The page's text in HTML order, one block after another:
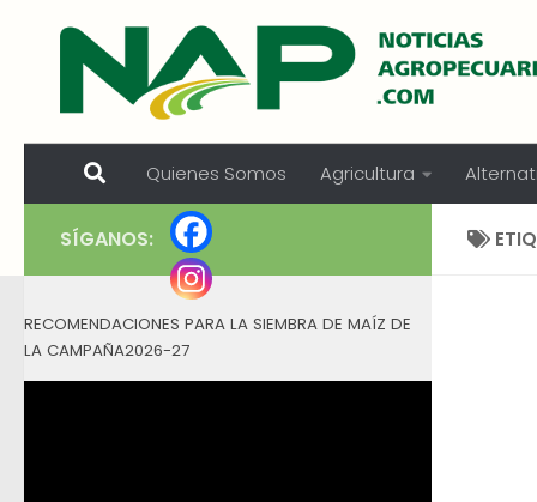
Skip to content
Quienes Somos Agricultura
SÍGANOS:
RECOMENDACIONES PARA LA SIEMBRA DE MAÍZ DE
LA CAMPAÑA2026-27